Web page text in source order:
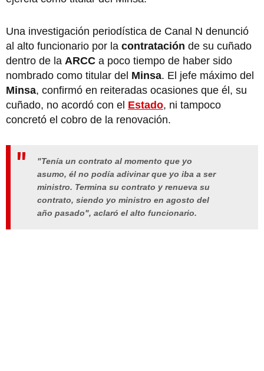
Una investigación periodística de Canal N denunció
al alto funcionario por la contratación de su cuñado
dentro de la ARCC a poco tiempo de haber sido
nombrado como titular del Minsa. El jefe máximo del
Minsa, confirmó en reiteradas ocasiones que él, su
cuñado, no acordó con el Estado, ni tampoco
concretó el cobro de la renovación.
"Tenía un contrato al momento que yo
asumo, él no podía adivinar que yo iba a ser
ministro. Termina su contrato y renueva su
contrato, siendo yo ministro en agosto del
año pasado", aclaró el alto funcionario.